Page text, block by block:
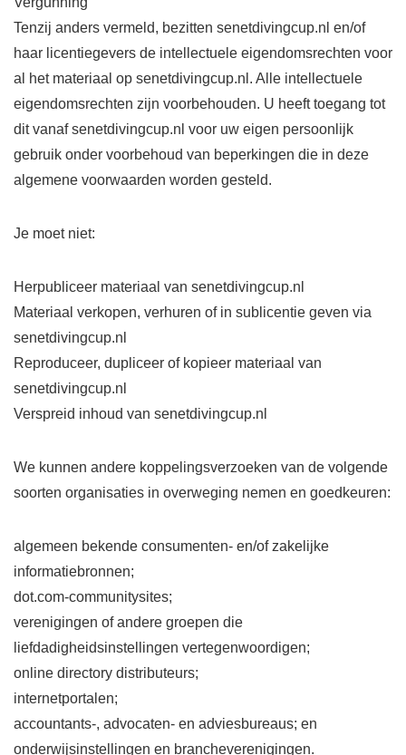
Tenzij anders vermeld, bezitten senetdivingcup.nl en/of
haar licentiegevers de intellectuele eigendomsrechten voor
al het materiaal op senetdivingcup.nl. Alle intellectuele
eigendomsrechten zijn voorbehouden. U heeft toegang tot
dit vanaf senetdivingcup.nl voor uw eigen persoonlijk
gebruik onder voorbehoud van beperkingen die in deze
algemene voorwaarden worden gesteld.
Je moet niet:
Herpubliceer materiaal van senetdivingcup.nl
Materiaal verkopen, verhuren of in sublicentie geven via
senetdivingcup.nl
Reproduceer, dupliceer of kopieer materiaal van
senetdivingcup.nl
Verspreid inhoud van senetdivingcup.nl
We kunnen andere koppelingsverzoeken van de volgende
soorten organisaties in overweging nemen en goedkeuren:
algemeen bekende consumenten- en/of zakelijke
informatiebronnen;
dot.com-communitysites;
verenigingen of andere groepen die
liefdadigheidsinstellingen vertegenwoordigen;
online directory distributeurs;
internetportalen;
accountants-, advocaten- en adviesbureaus; en
onderwijsinstellingen en brancheverenigingen.